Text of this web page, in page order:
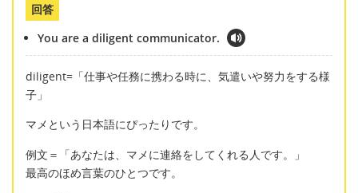
回答
You are a diligent communicator.
diligent=「仕事や任務に携わる時に、気遣いや努力をする様
子」
マメという日本語にぴったりです。
例文＝「あなたは、マメに連絡をしてくれる人です。」
最高のほめ言葉のひとつです。